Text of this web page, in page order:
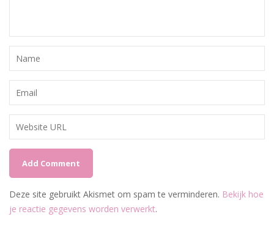
Deze site gebruikt Akismet om spam te verminderen. Bekijk hoe
je reactie gegevens worden verwerkt.